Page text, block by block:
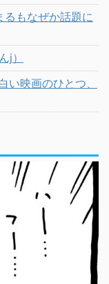
るもなぜか話題に
j）
い映画のひとつ、